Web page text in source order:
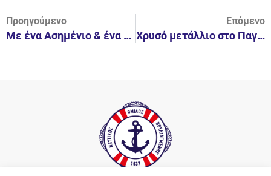
Προηγούμενο
Με ένα Ασημένιο & ένα Χάλκινο μετάλλιο “κλείνει” η χρονιά για την ομάδα Optimist του Ν.Ο.Β.
Επόμενο
Χρυσό μετάλλιο στο Παγκόσμιο Πρωτάθλημα για την Εθνική ομάδα υδατοσφαίρισης Νέων Ανδρών